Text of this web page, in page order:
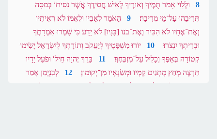
8
וּלְלֵוִי אָמַר תֻּמֶּיךָ וְאוּרֶיךָ לְאִישׁ חֲסִידֶךָ אֲשֶׁר נִסִּיתוֹ בְּמַסָּה
תְּרִיבֵהוּ עַל־מֵי מְרִיבָה׃
9
הָאֹמֵר לְאָבִיו וּלְאִמּוֹ לֹא רְאִיתִיו
וְאֶת־אֶחָיו לֹא הִכִּיר וְאֶת־בנו [בָּנָיו] לֹא יָדָע כִּי שָׁמְרוּ אִמְרָתֶךָ
וּבְרִיתְךָ יִנְצֹרוּ׃
10
יוֹרוּ מִשְׁפָּטֶיךָ לְיַעֲקֹב וְתוֹרָתְךָ לְיִשְׂרָאֵל יָשִׂימוּ
קְטוֹרָה בְּאַפֶּךָ וְכָלִיל עַל־מִזְבְּחֶךָ׃
11
בָּרֵךְ יְהוָה חֵילוֹ וּפֹעַל יָדָיו
תִּרְצֶה מְחַץ מָתְנַיִם קָמָיו וּמְשַׂנְאָיו מִן־יְקוּמוּן׃
12
לְבִנְיָמִן אָמַר
יְדִיד יְהֹוָה יִשְׁכֹּן לָבֶטַח עָלָיו חֹפֵף עָלָיו כָּל־הַיּוֹם וּבֵין כְּתֵיפָיו שָׁכֵן׃